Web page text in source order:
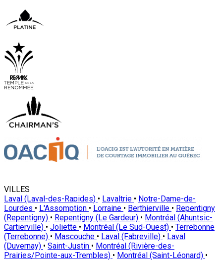
VILLES
Laval (Laval-des-Rapides) • Lavaltrie • Notre-Dame-de-
Lourdes • L'Assomption • Lorraine • Berthierville • Repentigny
(Repentigny) • Repentigny (Le Gardeur) • Montréal (Ahuntsic-
Cartierville) • Joliette • Montréal (Le Sud-Ouest) • Terrebonne
(Terrebonne) • Mascouche • Laval (Fabreville) • Laval
(Duvernay) • Saint-Justin • Montréal (Rivière-des-
Prairies/Pointe-aux-Trembles) • Montréal (Saint-Léonard) •